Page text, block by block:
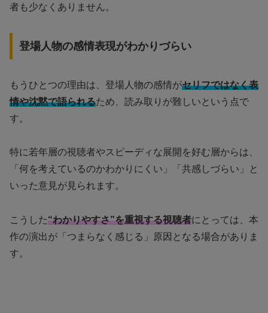
者も少なくありません。
登場人物の感情表現がわかりづらい
もうひとつの理由は、登場人物の感情がセリフではなく表
情や沈黙で語られるため、読み取りが難しいという点で
す。
特に若年層の視聴者やスピーディな展開を好む層からは、
「何を考えているのかわかりにくい」「共感しづらい」と
いった意見が見られます。
こうした“わかりやすさ”を重視する視聴者にとっては、本
作の演出が「つまらなく感じる」原因となる場合がありま
す。